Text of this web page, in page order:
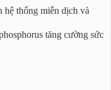
thống miễn dịch và
tăng cường sức